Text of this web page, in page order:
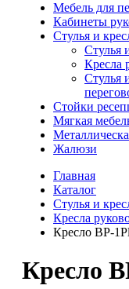
Мебель для
Кабинеты
Стулья и
Стулья
Кресла
Стулья
Стойки
Мягкая
Жалюзи
Главная
Каталог
Стулья и
Кресла
Кресло BP-1Pl
Кресло